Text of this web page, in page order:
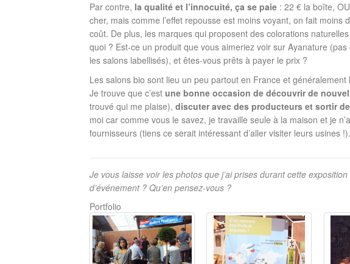
Par contre, la qualité et l’innocuité, ça se paie : 22 € la boîte,
cher, mais comme l’effet repousse est moins voyant, on fait moins
coût. De plus, les marques qui proposent des colorations
quoi ? Est-ce un produit que vous aimeriez voir sur Ayanature
les salons labellisés), et êtes-vous prêts à payer le prix ?
Les salons bio sont lieu un peu partout en France et
Je trouve que c’est une bonne occasion de découvrir de
trouvé qui me plaise), discuter avec des producteurs et sortir
moi car comme vous le savez, je travaille seule à la maison et je
fournisseurs (tiens ce serait intéressant d’aller visiter leurs usines !).
Je vous laisse voir les photos que j’ai prises durant cette
d’événement ? Qu’en pensez-vous ?
Portfolio